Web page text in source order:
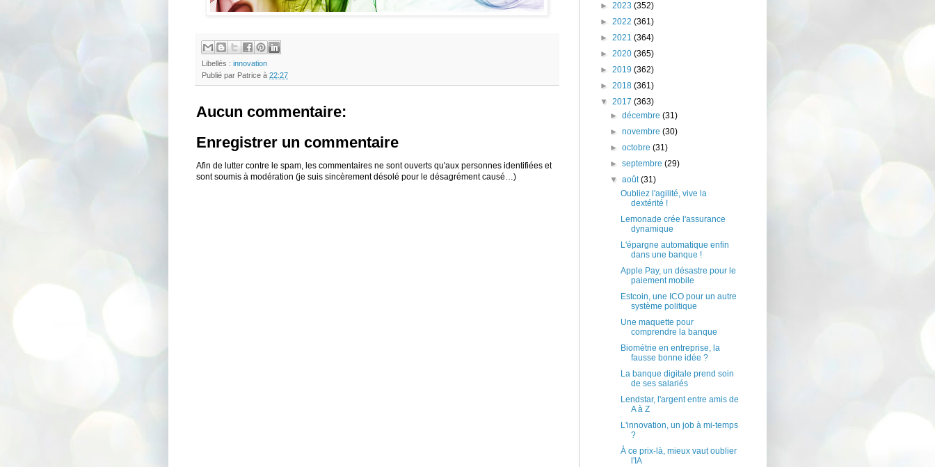
Libellés : innovation
Publié par Patrice à 22:27
Aucun commentaire:
Enregistrer un commentaire
Afin de lutter contre le spam, les commentaires ne sont ouverts qu'aux personnes identifiées et
sont soumis à modération (je suis sincèrement désolé pour le désagrément causé…)
► 2023 (352)
► 2022 (361)
► 2021 (364)
► 2020 (365)
► 2019 (362)
► 2018 (361)
▼ 2017 (363)
►décembre(31)
►novembre(30)
►octobre(31)
►septembre(29)
▼août(31)
Oubliez l'agilité, vive la
dextérité !
Lemonade crée l'assurance
dynamique
L'épargne automatique enfin
dans une banque !
Apple Pay, un désastre pour le
paiement mobile
Estcoin, une ICO pour un autre
système politique
Une maquette pour
comprendre la banque
Biométrie en entreprise, la
fausse bonne idée ?
La banque digitale prend soin
de ses salariés
Lendstar, l'argent entre amis de
A à Z
L'innovation, un job à mi-temps
?
À ce prix-là, mieux vaut oublier
l'IA